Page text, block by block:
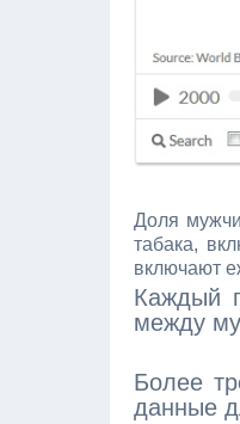
Доля
табака,
включают
Каждый
между
Более
данные